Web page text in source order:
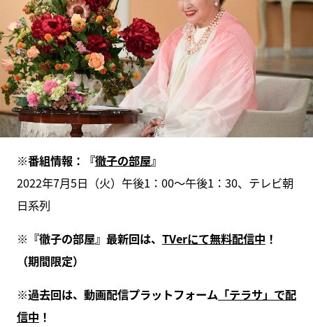
※番組情報：『徹子の部屋』
2022年7月5日（火）午後1：00～午後1：30、テレビ朝
日系列
※『徹子の部屋』最新回は、 TVerにて無料配信中 ！
（期間限定）
※過去回は、動画配信プラットフォーム「テラサ」で配
信中 ！